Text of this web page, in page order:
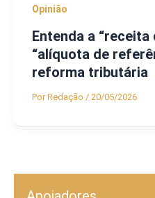
Opinião
Entenda a
“alíquota de
reforma tributária
PorRedação / 20/05/2026